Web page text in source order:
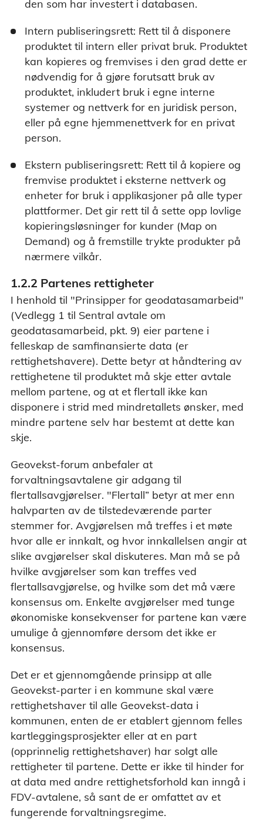
den som har investert i databasen.
Intern publiseringsrett: Rett til å disponere
produktet til intern eller privat bruk. Produktet
kan kopieres og fremvises i den grad dette er
nødvendig for å gjøre forutsatt bruk av
produktet, inkludert bruk i egne interne
systemer og nettverk for en juridisk person,
eller på egne hjemmenettverk for en privat
person.
Ekstern publiseringsrett: Rett til å kopiere og
fremvise produktet i eksterne nettverk og
enheter for bruk i applikasjoner på alle typer
plattformer. Det gir rett til å sette opp lovlige
kopieringsløsninger for kunder (Map on
Demand) og å fremstille trykte produkter på
nærmere vilkår.
1.2.2 Partenes rettigheter
I henhold til "Prinsipper for geodatasamarbeid"
(Vedlegg 1 til Sentral avtale om
geodatasamarbeid, pkt. 9) eier partene i
felleskap de samfinansierte data (er
rettighetshavere). Dette betyr at håndtering av
rettighetene til produktet må skje etter avtale
mellom partene, og at et flertall ikke kan
disponere i strid med mindretallets ønsker, med
mindre partene selv har bestemt at dette kan
skje.
Geovekst-forum anbefaler at
forvaltningsavtalene gir adgang til
flertallsavgjørelser. "Flertall” betyr at mer enn
halvparten av de tilstedeværende parter
stemmer for. Avgjørelsen må treffes i et møte
hvor alle er innkalt, og hvor innkallelsen angir at
slike avgjørelser skal diskuteres. Man må se på
hvilke avgjørelser som kan treffes ved
flertallsavgjørelse, og hvilke som det må være
konsensus om. Enkelte avgjørelser med tunge
økonomiske konsekvenser for partene kan være
umulige å gjennomføre dersom det ikke er
konsensus.
Det er et gjennomgående prinsipp at alle
Geovekst-parter i en kommune skal være
rettighetshaver til alle Geovekst-data i
kommunen, enten de er etablert gjennom felles
kartleggingsprosjekter eller at en part
(opprinnelig rettighetshaver) har solgt alle
rettigheter til partene. Dette er ikke til hinder for
at data med andre rettighetsforhold kan inngå i
FDV-avtalene, så sant de er omfattet av et
fungerende forvaltningsregime.